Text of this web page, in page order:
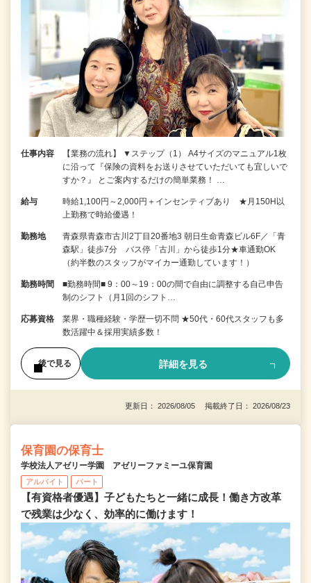
仕事内容
【業務の流れ】 ▼ステップ（1） A4サイズのマニュアル1枚
に沿って『保険の資料をお送りさせていただいても宜しいで
すか？』 とご案内するだけの簡単業務！ …
給与
時給1,100円～2,000円＋インセンティブあり ★月150H以
上勤務で時給優遇！
勤務地
青森県青森市古川2丁目20番地3 朝日生命青森ビル6F／「青
森駅」徒歩7分 バス停「古川」から徒歩1分★車通勤OK
（約半数のスタッフがマイカー通勤しています！）
勤務時間
■勤務時間■ 9：00～19：00の間で自由に調整する自己申告
制のシフト（月1回のシフト…
応募資格
業界・職種経験・学歴一切不問 ★50代・60代スタッフも多
数活躍中＆採用実績多数！
後で見る 詳細を見る
更新日： 2026/08/05 掲載終了日： 2026/08/23
保育園の保育士
学校法人アゼリー学園 アゼリーファミーユ保育園
アルバイト パート
【有資格者優遇】子どもたちと一緒に成長！働き方改革
で残業は少なく、効率的に働けます！